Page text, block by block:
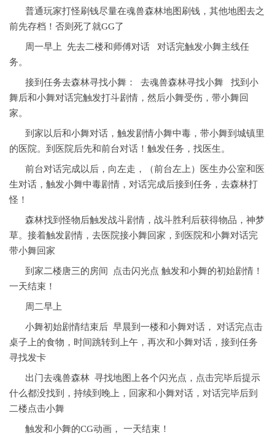
普通玩家打怪刷钱尽量在魂兽森林地图刷钱，其他地图去之
前先存档！否则死了就GG了
周一早上 先去二楼和师傅对话 对话完触发小舞主线任
务。
接到任务去森林寻找小舞： 去魂兽森林寻找小舞 找到小
舞后和小舞对话完触发打斗剧情，然后小舞受伤，带小舞回
家。
到家以后和小舞对话，触发剧情小舞中毒，带小舞到城镇里
的医院。到医院后先和前台对话！触发任务，找医生。
前台对话完成以后，向左走，（前台左上）医生办公室和医
生对话，触发小舞中毒剧情，对话完成后接到任务，去森林打
怪！
森林找到怪物后触发战斗剧情，战斗胜利后获得物品，神梦
草。接着触发剧情，去医院接小舞回家，到医院和小舞对话完
带小舞回家
到家二楼唐三的房间 点击闪光点 触发和小舞的初始剧情！
一天结束！
周二早上
小舞初始剧情结束后 早晨到一楼和小舞对话， 对话完点击
桌子上的食物，时间跳转到上午，再次和小舞对话，接到任务
寻找发卡
出门去魂兽森林 寻找地图上各个闪光点，点击完毕后提示
什么都没找到，持续到晚上，回家和小舞对话，对话完毕后到
二楼点击小舞
触发和小舞的CG动画， 一天结束！